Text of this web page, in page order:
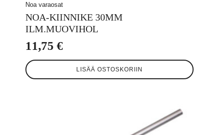
Noa varaosat
NOA-KIINNIKE 30MM
ILM.MUOVIHOL
11,75 €
LISÄÄ OSTOSKORIIN